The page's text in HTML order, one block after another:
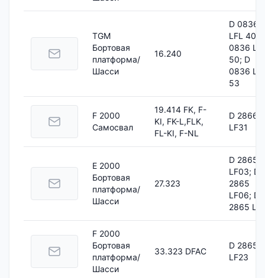
TGM
Бортовая
платформа/
Шасси
16.240
D 0836
LFL 40;
0836
50; D
0836
53
F 2000
Самосвал
19.414 FK, F-
KI, FK-L,FLK,
FL-KI, F-NL
D 2866
LF31
E 2000
Бортовая
платформа/
Шасси
27.323
D 2865
LF03; D
2865
LF06; D
2865
F 2000
Бортовая
платформа/
Шасси
33.323 DFAC
D 2865
LF23